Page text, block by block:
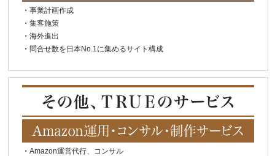
・ 事業計画作成
・ 集客施策
・ 海外進出
・ 問合せ数を日本No.1に集めるサイト構成
・ Amazon運営代行、コンサル